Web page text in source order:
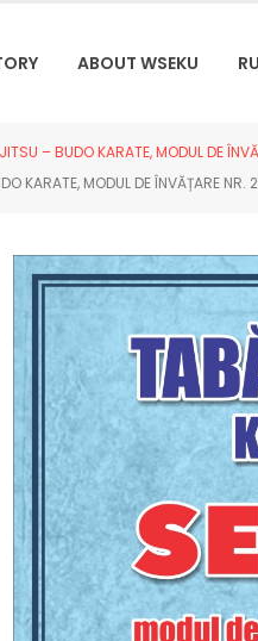
ABOUT WSEKU
– BUDO KARATE, MODUL DE
KARATE, MODUL DE ÎNVĂȚARE